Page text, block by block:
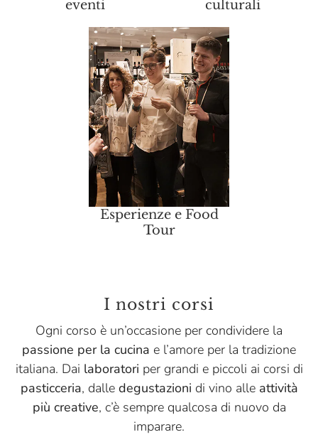
eventi
culturali
Esperienze e Food
Tour
I nostri corsi
Ogni corso è un’occasione per condividere la
passione per la cucina e l’amore per la tradizione
italiana. Dai laboratori per grandi e piccoli ai corsi di
pasticceria, dalle degustazioni di vino alle attività
più creative, c’è sempre qualcosa di nuovo da
imparare.